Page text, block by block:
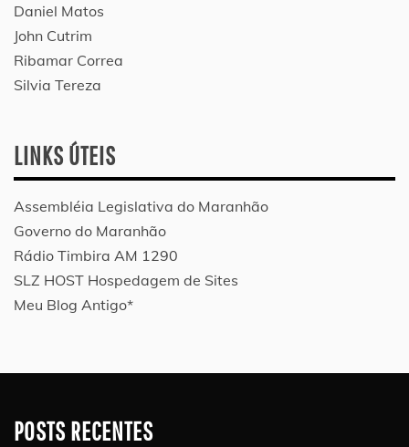
Daniel Matos
John Cutrim
Ribamar Correa
Silvia Tereza
LINKS ÚTEIS
Assembléia Legislativa do Maranhão
Governo do Maranhão
Rádio Timbira AM 1290
SLZ HOST Hospedagem de Sites
Meu Blog Antigo*
POSTS RECENTES